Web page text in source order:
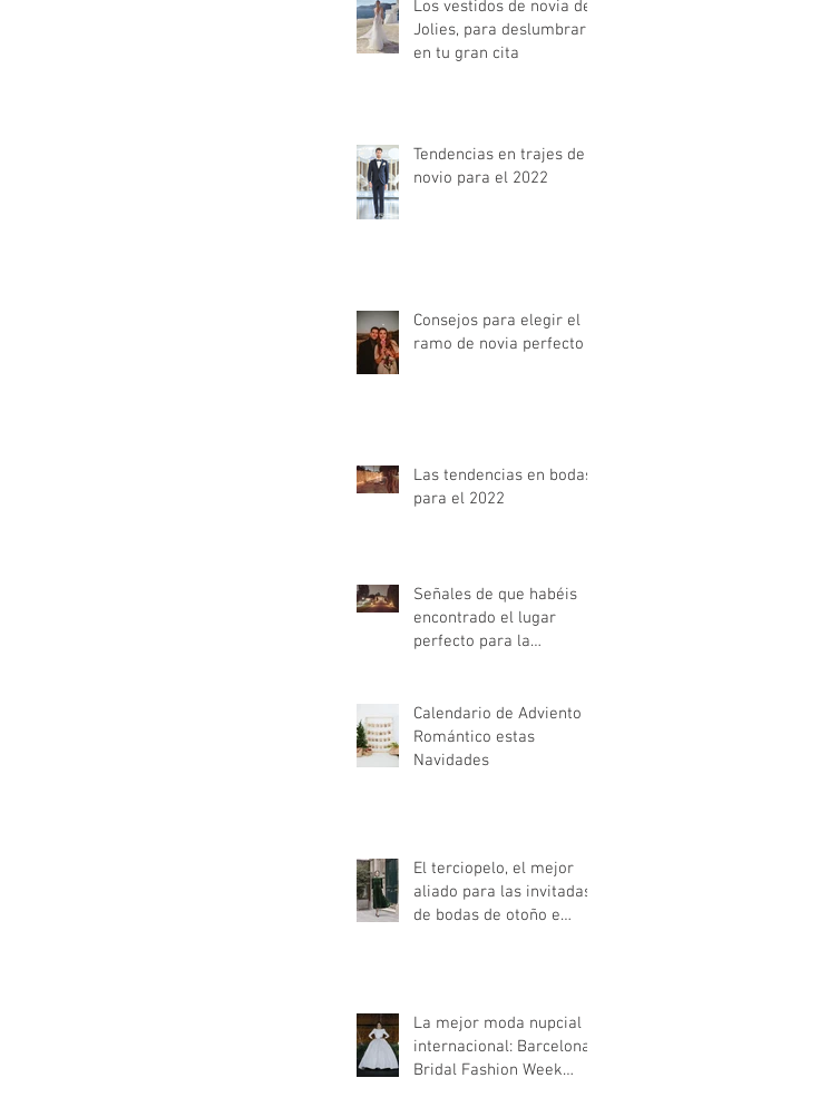
Los vestidos de novia de
Jolies, para deslumbrar
en tu gran cita
Tendencias en trajes de
novio para el 2022
Consejos para elegir el
ramo de novia perfecto
Las tendencias en bodas
para el 2022
Señales de que habéis
encontrado el lugar
perfecto para la
Calendario de Adviento
Romántico estas
Navidades
El terciopelo, el mejor
aliado para las invitadas
de bodas de otoño e
La mejor moda nupcial
internacional: Barcelona
Bridal Fashion Week